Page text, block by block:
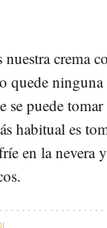
crema
quede
se puede
habitual es
en la nevera